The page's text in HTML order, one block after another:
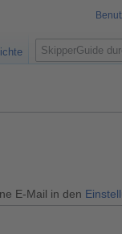
E-Mail in den
S
u
e